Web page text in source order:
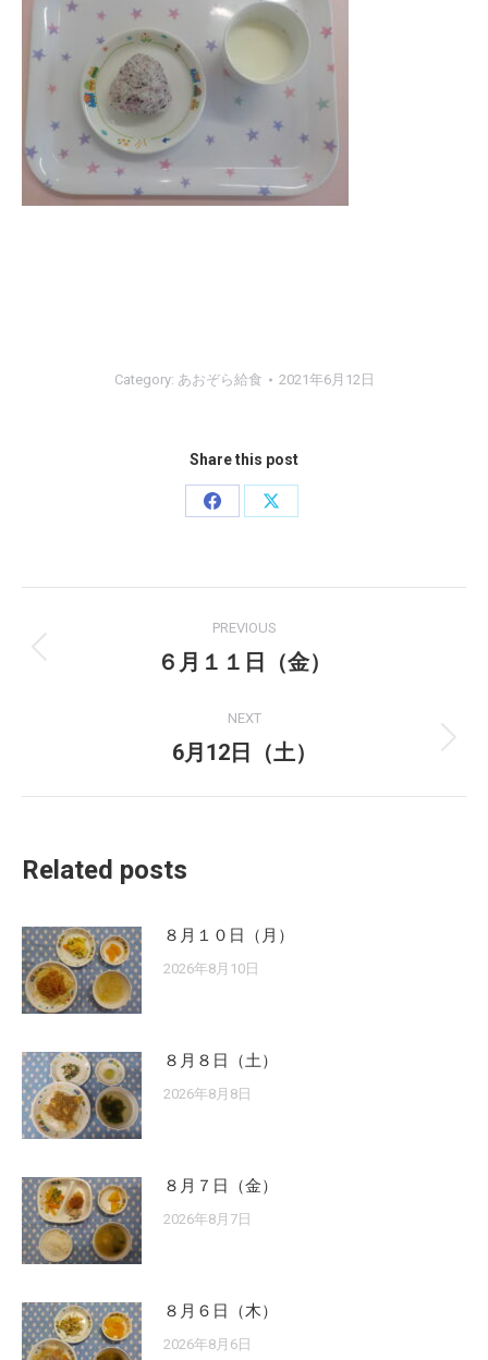
Category: あおぞら給食 2021年6月12日
Share this post
Share
Share
navigation
PREVIOUS
Previous
６月１１日（金）
NEXT
Next
6月12日（土）
Related posts
８月１０日（月）
2026年8月10日
８月８日（土）
2026年8月8日
８月７日（金）
2026年8月7日
８月６日（木）
2026年8月6日